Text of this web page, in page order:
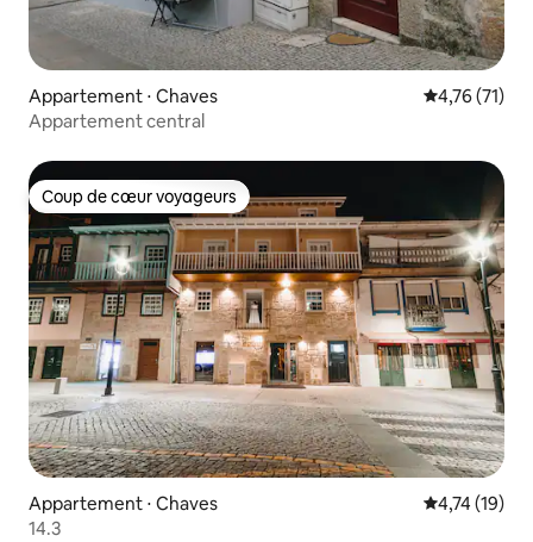
Appartement ⋅ Chaves Évaluation
4,76 (71)
Appartement central
Coup de cœur voyageurs
Coup de cœur voyageurs
Appartement ⋅ Chaves Évaluation
4,74 (19)
14.3